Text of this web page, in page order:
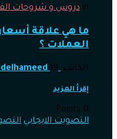
in دروس و شروحات
ما هي علاقة
العملات ؟
الكاتب 19 فبراير، 2026, 1:21 م
إقرأ المزيد
0
التصويت الايجابي